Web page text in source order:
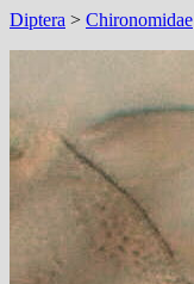
Diptera > Chironomidae